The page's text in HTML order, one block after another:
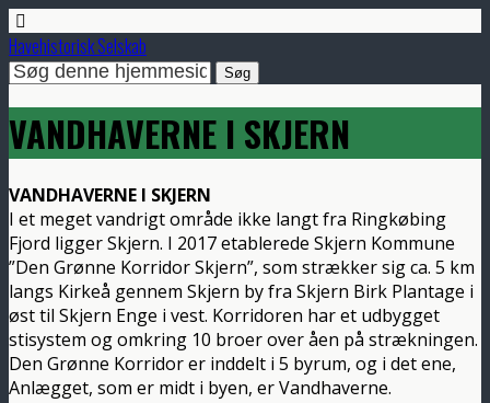
Havehistorisk Selskab
VANDHAVERNE I SKJERN
VANDHAVERNE I SKJERN
I et meget vandrigt område ikke langt fra Ringkøbing
Fjord ligger Skjern. I 2017 etablerede Skjern Kommune
”Den Grønne Korridor Skjern”, som strækker sig ca. 5 km
langs Kirkeå gennem Skjern by fra Skjern Birk Plantage i
øst til Skjern Enge i vest. Korridoren har et udbygget
stisystem og omkring 10 broer over åen på strækningen.
Den Grønne Korridor er inddelt i 5 byrum, og i det ene,
Anlægget, som er midt i byen, er Vandhaverne.